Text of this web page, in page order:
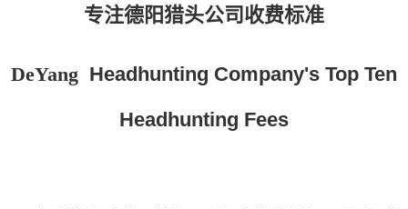
专注德阳猎头公司收费标准
DeYang Headhunting Company's Top Ten
Headhunting Fees